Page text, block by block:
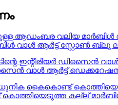
വാൾ ആർട്ട് സ്റ്റോൺ ബ്ലൂ
ഡിസൈൻ വാൾ ആർട്ട്
കല്ല് മാർബിൾ